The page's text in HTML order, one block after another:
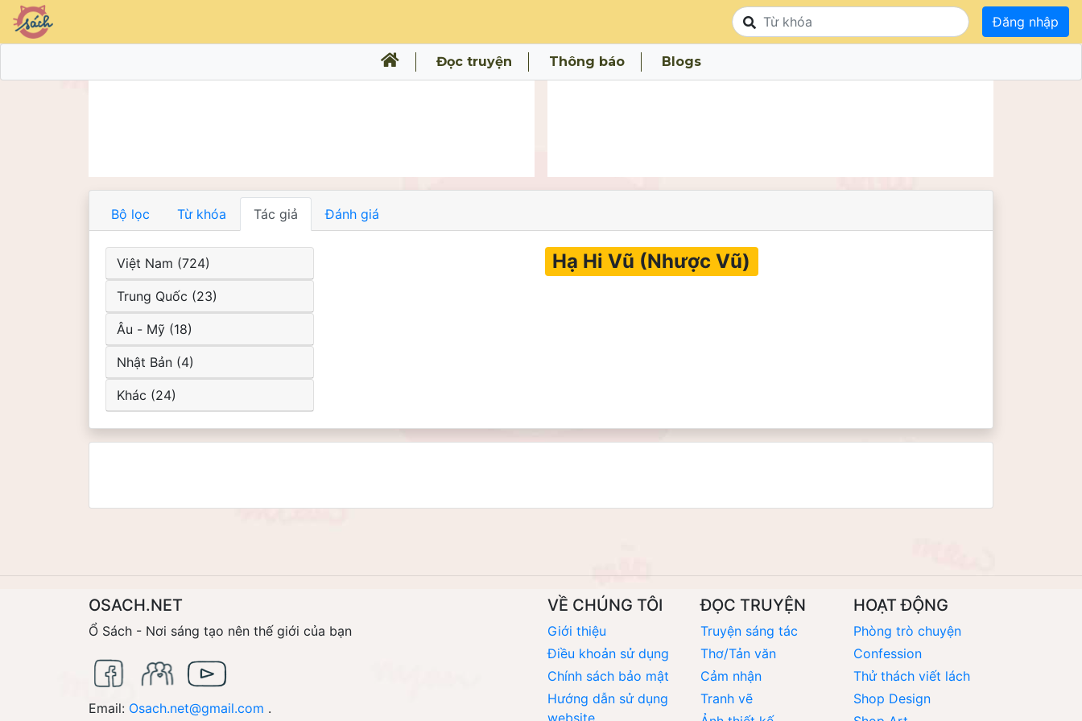
Đăng nhập
Đọc truyện Thông báo Blogs
Bộ lọc Từ khóa Tác giả Đánh giá
Việt Nam (724)
Trung Quốc (23)
Âu - Mỹ (18)
Nhật Bản (4)
Khác (24)
Hạ Hi Vũ (Nhược Vũ)
OSACH.NET
Ổ Sách - Nơi sáng tạo nên thế giới của bạn
Email: Osach.net@gmail.com .
VỀ CHÚNG TÔI
Giới thiệu
Điều khoản sử dụng
Chính sách bảo mật
Hướng dẫn sử dụng
website
ĐỌC TRUYỆN
Truyện sáng tác
Thơ/Tản văn
Cảm nhận
Tranh vẽ
HOẠT ĐỘNG
Phòng trò chuyện
Confession
Thử thách viết lách
Shop Design